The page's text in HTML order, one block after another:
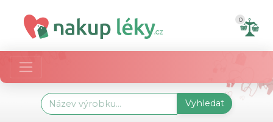
0
Vyhledat